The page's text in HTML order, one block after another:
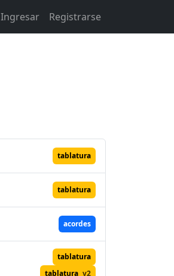
Ingresar Registrarse
tablatura
tablatura
acordes
tablatura
tablatura v2